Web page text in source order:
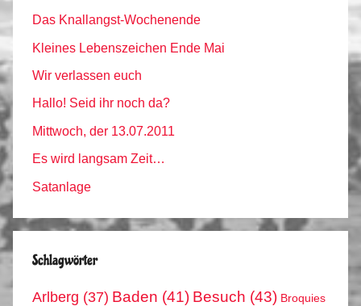
Das Knallangst-Wochenende
Kleines Lebenszeichen Ende Mai
Wir verlassen euch
Hallo! Seid ihr noch da?
Mittwoch, der 13.07.2011
Es wird langsam Zeit…
Satanlage
Schlagwörter
Arlberg (37) Baden (41) Besuch (43) Broquies